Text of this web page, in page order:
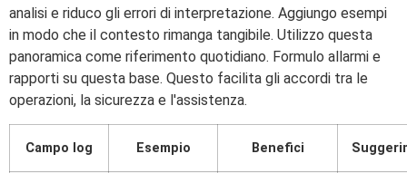
analisi e riduco gli errori di interpretazione. Aggiungo esempi
in modo che il contesto rimanga tangibile. Utilizzo questa
panoramica come riferimento quotidiano. Formulo allarmi e
rapporti su questa base. Questo facilita gli accordi tra le
operazioni, la sicurezza e l'assistenza.
Campo log Esempio Benefici